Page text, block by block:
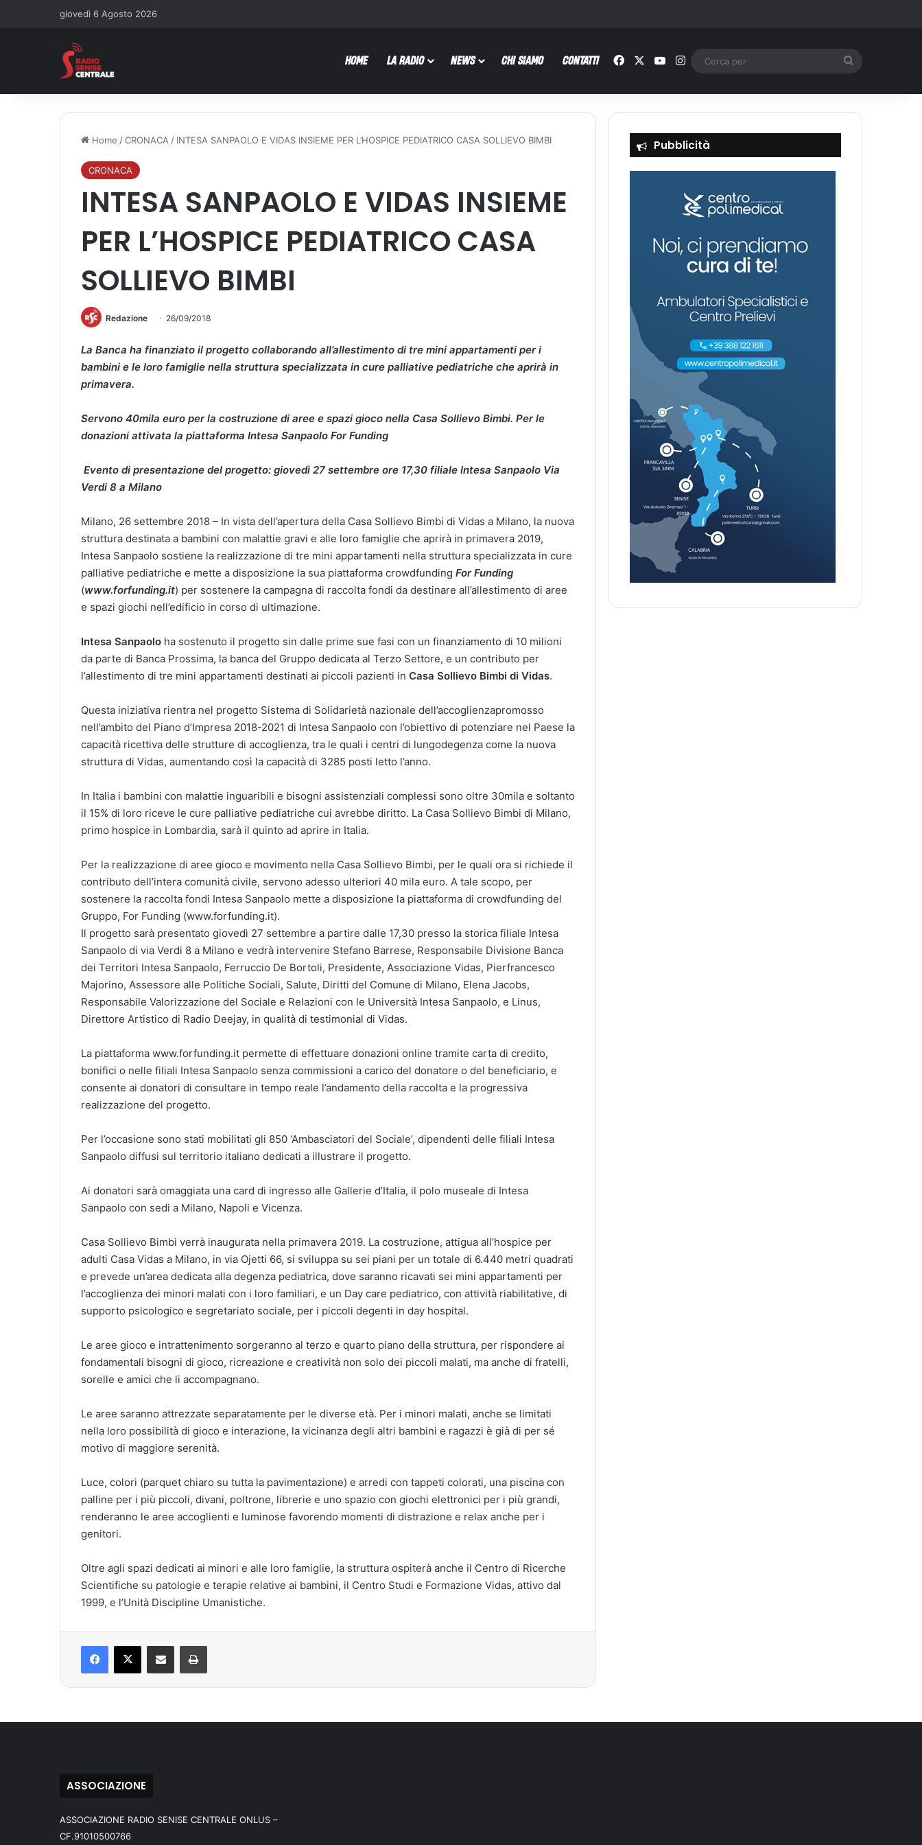
giovedì 6 Agosto 2026
HOME LA RADIO NEWS CHI SIAMO CONTATTI Facebook You TubeInstagram
Home /CRONACA / INTESA SANPAOLO E VIDAS INSIEME PER L’HOSPICE PEDIATRICO CASA SOLLIEVO BIMBI
CRONACA
INTESA SANPAOLO E VIDAS INSIEME
PER L’HOSPICE PEDIATRICO CASA
SOLLIEVO BIMBI
Redazione 26/09/2018
La Banca ha finanziato il progetto collaborando all’allestimento di tre mini appartamenti per i
bambini e le loro famiglie nella struttura specializzata in cure palliative pediatriche che aprirà in
primavera.
Servono 40mila euro per la costruzione di aree e spazi gioco nella Casa Sollievo Bimbi. Per le
donazioni attivata la piattaforma Intesa Sanpaolo For Funding
Evento di presentazione del progetto: giovedì 27 settembre ore 17,30 filiale Intesa Sanpaolo Via
Verdi 8 a Milano
Milano, 26 settembre 2018 – In vista dell’apertura della Casa Sollievo Bimbi di Vidas a Milano, la nuova
struttura destinata a bambini con malattie gravi e alle loro famiglie che aprirà in primavera 2019,
Intesa Sanpaolo sostiene la realizzazione di tre mini appartamenti nella struttura specializzata in cure
palliative pediatriche e mette a disposizione la sua piattaforma crowdfunding For Funding
(www.forfunding.it) per sostenere la campagna di raccolta fondi da destinare all’allestimento di aree
e spazi giochi nell’edificio in corso di ultimazione.
Intesa Sanpaolo ha sostenuto il progetto sin dalle prime sue fasi con un finanziamento di 10 milioni
da parte di Banca Prossima, la banca del Gruppo dedicata al Terzo Settore, e un contributo per
l’allestimento di tre mini appartamenti destinati ai piccoli pazienti in Casa Sollievo Bimbi di Vidas.
Questa iniziativa rientra nel progetto Sistema di Solidarietà nazionale dell’accoglienzapromosso
nell’ambito del Piano d’Impresa 2018-2021 di Intesa Sanpaolo con l’obiettivo di potenziare nel Paese la
capacità ricettiva delle strutture di accoglienza, tra le quali i centri di lungodegenza come la nuova
struttura di Vidas, aumentando così la capacità di 3285 posti letto l’anno.
In Italia i bambini con malattie inguaribili e bisogni assistenziali complessi sono oltre 30mila e soltanto
il 15% di loro riceve le cure palliative pediatriche cui avrebbe diritto. La Casa Sollievo Bimbi di Milano,
primo hospice in Lombardia, sarà il quinto ad aprire in Italia.
Per la realizzazione di aree gioco e movimento nella Casa Sollievo Bimbi, per le quali ora si richiede il
contributo dell’intera comunità civile, servono adesso ulteriori 40 mila euro. A tale scopo, per
sostenere la raccolta fondi Intesa Sanpaolo mette a disposizione la piattaforma di crowdfunding del
Gruppo, For Funding (www.forfunding.it).
Il progetto sarà presentato giovedì 27 settembre a partire dalle 17,30 presso la storica filiale Intesa
Sanpaolo di via Verdi 8 a Milano e vedrà intervenire Stefano Barrese, Responsabile Divisione Banca
dei Territori Intesa Sanpaolo, Ferruccio De Bortoli, Presidente, Associazione Vidas, Pierfrancesco
Majorino, Assessore alle Politiche Sociali, Salute, Diritti del Comune di Milano, Elena Jacobs,
Responsabile Valorizzazione del Sociale e Relazioni con le Università Intesa Sanpaolo, e Linus,
Direttore Artistico di Radio Deejay, in qualità di testimonial di Vidas.
La piattaforma www.forfunding.it permette di effettuare donazioni online tramite carta di credito,
bonifici o nelle filiali Intesa Sanpaolo senza commissioni a carico del donatore o del beneficiario, e
consente ai donatori di consultare in tempo reale l’andamento della raccolta e la progressiva
realizzazione del progetto.
Per l’occasione sono stati mobilitati gli 850 ‘Ambasciatori del Sociale’, dipendenti delle filiali Intesa
Sanpaolo diffusi sul territorio italiano dedicati a illustrare il progetto.
Ai donatori sarà omaggiata una card di ingresso alle Gallerie d’Italia, il polo museale di Intesa
Sanpaolo con sedi a Milano, Napoli e Vicenza.
Casa Sollievo Bimbi verrà inaugurata nella primavera 2019. La costruzione, attigua all’hospice per
adulti Casa Vidas a Milano, in via Ojetti 66, si sviluppa su sei piani per un totale di 6.440 metri quadrati
e prevede un’area dedicata alla degenza pediatrica, dove saranno ricavati sei mini appartamenti per
l’accoglienza dei minori malati con i loro familiari, e un Day care pediatrico, con attività riabilitative, di
supporto psicologico e segretariato sociale, per i piccoli degenti in day hospital.
Le aree gioco e intrattenimento sorgeranno al terzo e quarto piano della struttura, per rispondere ai
fondamentali bisogni di gioco, ricreazione e creatività non solo dei piccoli malati, ma anche di fratelli,
sorelle e amici che li accompagnano.
Le aree saranno attrezzate separatamente per le diverse età. Per i minori malati, anche se limitati
nella loro possibilità di gioco e interazione, la vicinanza degli altri bambini e ragazzi è già di per sé
motivo di maggiore serenità.
Luce, colori (parquet chiaro su tutta la pavimentazione) e arredi con tappeti colorati, una piscina con
palline per i più piccoli, divani, poltrone, librerie e uno spazio con giochi elettronici per i più grandi,
renderanno le aree accoglienti e luminose favorendo momenti di distrazione e relax anche per i
genitori.
Oltre agli spazi dedicati ai minori e alle loro famiglie, la struttura ospiterà anche il Centro di Ricerche
Scientifiche su patologie e terapie relative ai bambini, il Centro Studi e Formazione Vidas, attivo dal
1999, e l’Unità Discipline Umanistiche.
Pubblicità
ASSOCIAZIONE
ASSOCIAZIONE RADIO SENISE CENTRALE ONLUS –
CF.91010500766